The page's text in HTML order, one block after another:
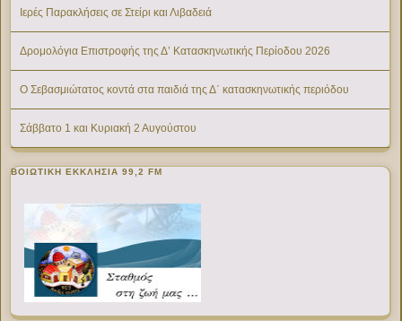
Ιερές Παρακλήσεις σε Στείρι και Λιβαδειά
Δρομολόγια Επιστροφής της Δ’ Κατασκηνωτικής Περίοδου 2026
Ο Σεβασμιώτατος κοντά στα παιδιά της Δ΄ κατασκηνωτικής περιόδου
Σάββατο 1 και Κυριακή 2 Αυγούστου
ΒΟΙΩΤΙΚΉ ΕΚΚΛΗΣΊΑ 99,2 FM